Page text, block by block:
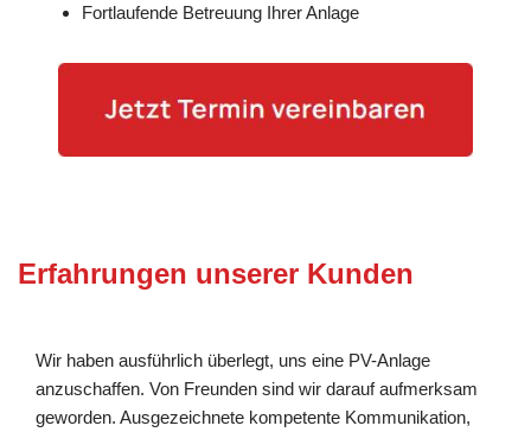
Fortlaufende Betreuung Ihrer Anlage
Erfahrungen unserer Kunden
Wir haben ausführlich überlegt, uns eine PV-Anlage
anzuschaffen. Von Freunden sind wir darauf aufmerksam
geworden. Ausgezeichnete kompetente Kommunikation,